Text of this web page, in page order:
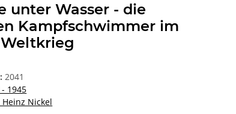
unter Wasser - die
Kampfschwimmer im
2041
1945
Heinz Nickel